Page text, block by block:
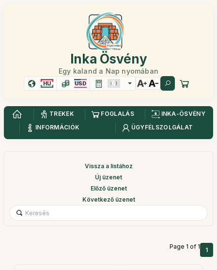
Inka Ösvény
Egy kaland a Nap nyomában
HU USD
TREKEK FOGLALÁS
INKA-ÖSVÉNY
INFORMÁCIÓK
ÜGYFÉLSZOLGÁLAT
Vissza a listához
Új üzenet
Előző üzenet
Következő üzenet
Page 1 of 1 1